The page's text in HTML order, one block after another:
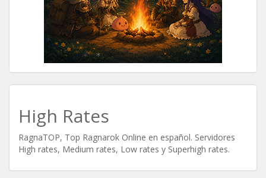
High Rates
RagnaTOP, Top Ragnarok Online en español. Servidores
High rates, Medium rates, Low rates y Superhigh rates.